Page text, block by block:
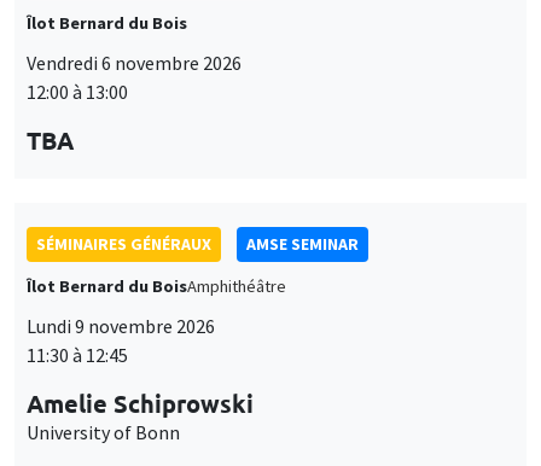
Îlot Bernard du Bois
Vendredi 6 novembre 2026
12:00 à 13:00
TBA
SÉMINAIRES GÉNÉRAUX
AMSE SEMINAR
Îlot Bernard du Bois
Amphithéâtre
Lundi 9 novembre 2026
11:30 à 12:45
Amelie Schiprowski
University of Bonn
des
personnelles
et
des
cookies
Ce site utilise des cookies et des services tiers pour garantir son bon
contenus multimédias. Vous êtes libre d’accepter, de refuser ou de
politique de confidentialité.
Personnaliser